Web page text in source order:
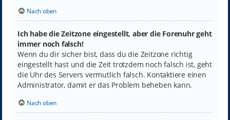
Nach oben
Ich habe die Zeitzone eingestellt, aber die Forenuhr geht
immer noch falsch!
Wenn du dir sicher bist, dass du die Zeitzone richtig
eingestellt hast und die Zeit trotzdem noch falsch ist, geht
die Uhr des Servers vermutlich falsch. Kontaktiere einen
Administrator, damit er das Problem beheben kann.
Nach oben